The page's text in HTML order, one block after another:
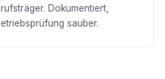
Dokumentiert,
sauber.